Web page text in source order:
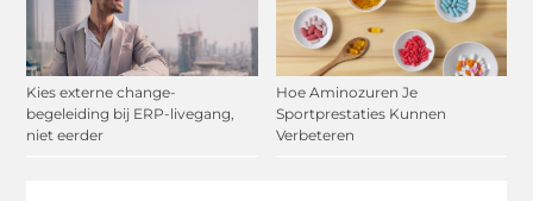
Kies externe change-
begeleiding bij ERP-livegang,
niet eerder
Hoe Aminozuren Je
Sportprestaties Kunnen
Verbeteren